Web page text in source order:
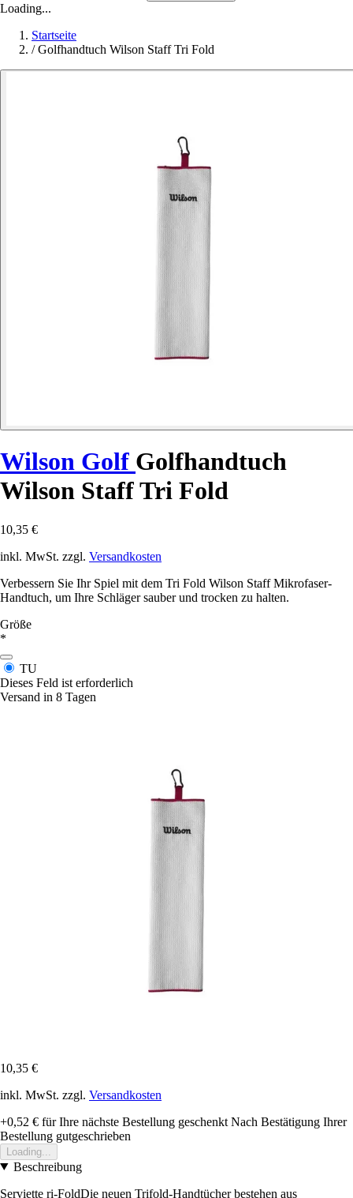
Loading...
Startseite
/ Golfhandtuch Wilson Staff Tri Fold
Wilson Golf Golfhandtuch
Wilson Staff Tri Fold
10,35 €
inkl. MwSt. zzgl. Versandkosten
Verbessern Sie Ihr Spiel mit dem Tri Fold Wilson Staff Mikrofaser-
Handtuch, um Ihre Schläger sauber und trocken zu halten.
Größe
*
TU
Dieses Feld ist erforderlich
Versand in 8 Tagen
10,35 €
inkl. MwSt. zzgl. Versandkosten
+0,52 € für Ihre nächste Bestellung geschenkt Nach Bestätigung Ihrer
Bestellung gutgeschrieben
Loading...
Beschreibung
Serviette ri-FoldDie neuen Trifold-Handtücher bestehen aus